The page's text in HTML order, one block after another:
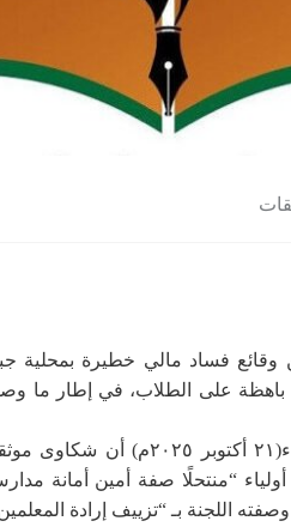
فساد مالي خطيرة بمحلية
على الطلاب، في إطار ما
وورد في بيان صادر عن اللجنة
“منتحلًا صفة أمين أمانة
اللجنة بـ “تزييف إرادة